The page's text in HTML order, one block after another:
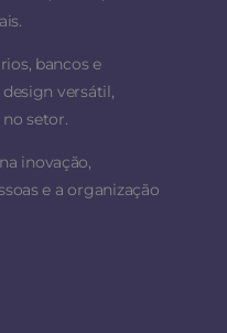
bancos e
versátil,
setor.
inovação,
e a organização